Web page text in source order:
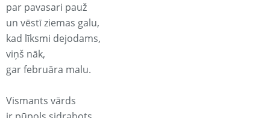
par pavasari pauž
un vēstī ziemas galu,
kad līksmi dejodams,
viņš nāk,
gar februāra malu.
Vismants vārds